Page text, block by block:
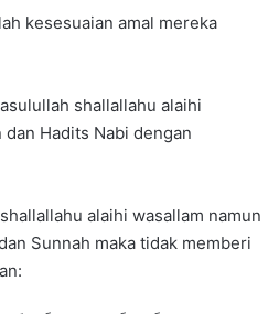
kesesuaian amal mereka
shallallahu alaihi
Hadits Nabi dengan
alaihi wasallam namun
Sunnah maka tidak memberi